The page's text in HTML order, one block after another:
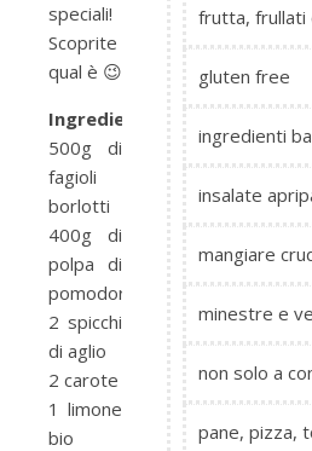
speciali!
Scoprite
qual è 😉
Ingredienti:
500g di
fagioli
borlotti
400g di
polpa di
pomodoro
2 spicchi
di aglio
2 carote
1 limone
bio
frutta, frullati
gluten free
ingredienti
insalate
mangiare
minestre e
non solo a
pane, pizza,